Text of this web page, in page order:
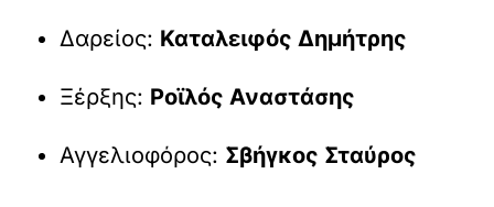
Δαρείος: Καταλειφός Δημήτρης
Ξέρξης: Ροϊλός Αναστάσης
Αγγελιοφόρος: Σβήγκος Σταύρος